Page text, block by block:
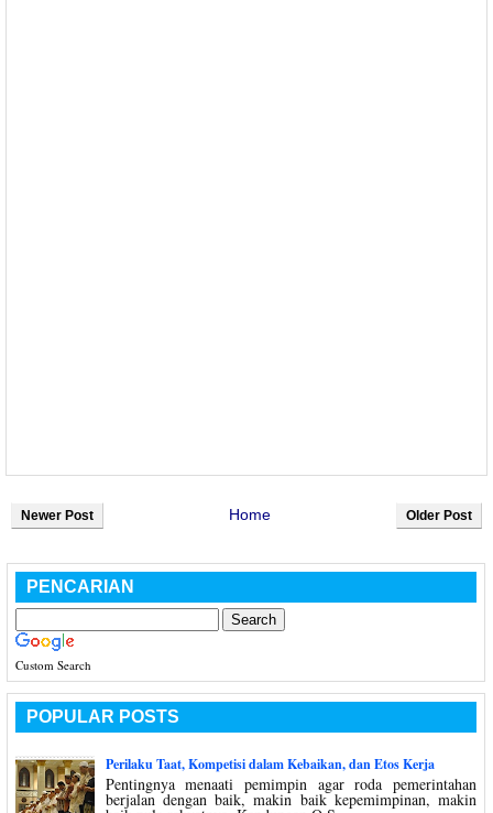
Newer Post Older Post
Home
PENCARIAN
Custom Search
POPULAR POSTS
Perilaku Taat, Kompetisi dalam Kebaikan, dan Etos Kerja
Pentingnya menaati pemimpin agar roda pemerintahan
berjalan dengan baik, makin baik kepemimpinan, makin